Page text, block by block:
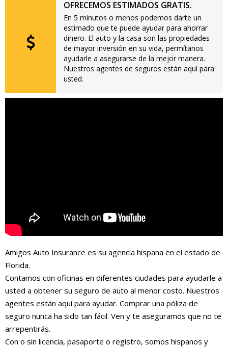
OFRECEMOS ESTIMADOS GRATIS.
En 5 minutos o menos podemos darte un
estimado que te puede ayudar para ahorrar
dinero. El auto y la casa son las propiedades
de mayor inversión en su vida, permítanos
ayudarle a asegurarse de la mejor manera.
Nuestros agentes de seguros están aquí para
usted.
Amigos Auto Insurance es su agencia hispana en el estado de
Florida.
Contamos con oficinas en diferentes ciudades para ayudarle a
usted a obtener su seguro de auto al menor costo. Nuestros
agentes están aquí para ayudar. Comprar una póliza de
seguro nunca ha sido tan fácil. Ven y te aseguramos que no te
arrepentirás.
Con o sin licencia, pasaporte o registro, somos hispanos y